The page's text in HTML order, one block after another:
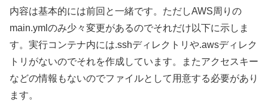
内容は基本的には前回と一緒です。ただしAWS周りの
main.ymlのみ少々変更があるのでそれだけ以下に示しま
す。実行コンテナ内には.sshディレクトリや.awsディレク
トリがないのでそれを作成しています。またアクセスキー
などの情報もないのでファイルとして用意する必要があり
ます。